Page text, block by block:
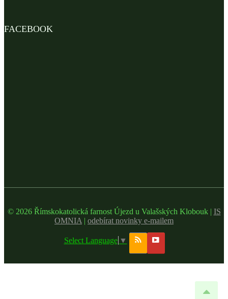
FACEBOOK
© 2026 Římskokatolická farnost Újezd u Valašských Klobouk | IS
OMNIA | odebírat novinky e-mailem
Select Language ▼